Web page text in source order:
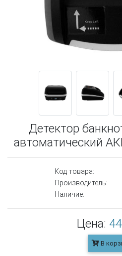
Детектор
автоматический
Код товара:
Производитель:
Наличие:
Цена:
В